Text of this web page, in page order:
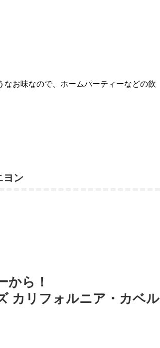
お味なので、ホームパーティーなどの飲
ヨン
から！
カリフォルニア・カベル